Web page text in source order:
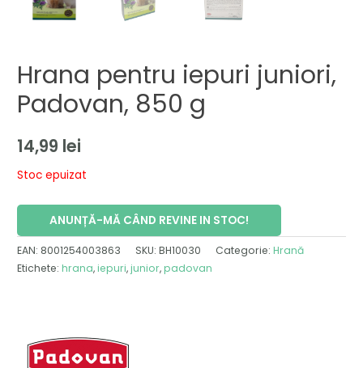
Hrana pentru iepuri juniori,
Padovan, 850 g
14,99 lei
Stoc epuizat
ANUNȚĂ-MĂ CÂND REVINE IN STOC!
EAN: 8001254003863 SKU:BH10030 Categorie:Hrană
Etichete:hrana,iepuri,junior,padovan